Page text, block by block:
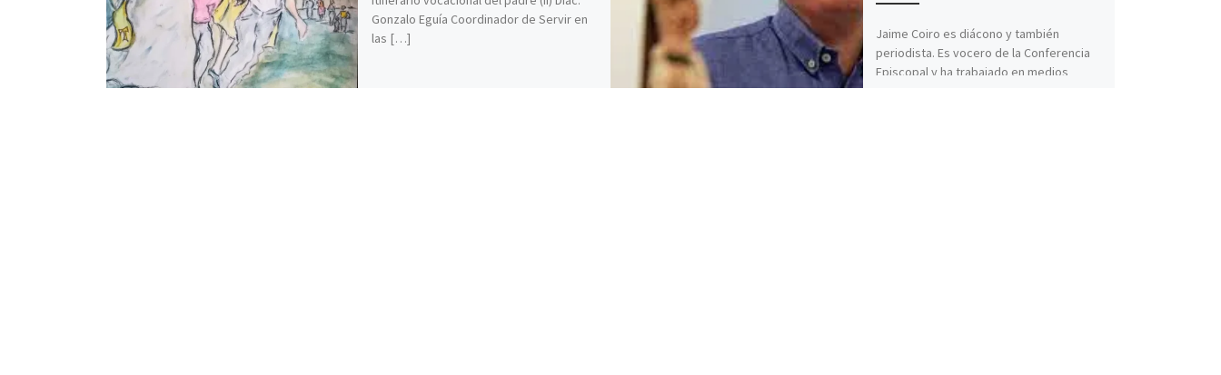
Gonzalo Eguía Coordinador de Servir en
las […]
Jaime Coiro es diácono y también
periodista. Es vocero de la Conferencia
Episcopal y ha trabajado en medios